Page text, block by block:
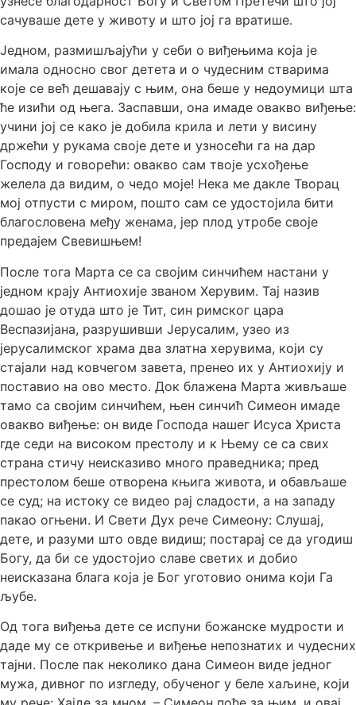
сачуваше дете у животу и што јој га вратише.
Једном, размишљајући у себи о виђењима која је
имала односно свог детета и о чудесним стварима
које се већ дешавају с њим, она беше у недоумици шта
ће изићи од њега. Заспавши, она имаде овакво виђење:
учини јој се како је добила крила и лети у висину
држећи у рукама своје дете и узносећи га на дар
Господу и говорећи: овакво сам твоје усхођење
желела да видим, о чедо моје! Нека ме дакле Творац
мој отпусти с миром, пошто сам се удостојила бити
благословена међу женама, јер плод утробе своје
предајем Свевишњем!
После тога Марта се са својим синчићем настани у
једном крају Антиохије званом Херувим. Тај назив
дошао је отуда што је Тит, син римског цара
Веспазијана, разрушивши Јерусалим, узео из
јерусалимског храма два златна херувима, који су
стајали над ковчегом завета, пренео их у Антиохију и
поставио на ово место. Док блажена Марта живљаше
тамо са својим синчићем, њен синчић Симеон имаде
овакво виђење: он виде Господа нашег Исуса Христа
где седи на високом престолу и к Њему се са свих
страна стичу неисказиво много праведника; пред
престолом беше отворена књига живота, и обављаше
се суд; на истоку се видео рај сладости, а на западу
пакао огњени. И Свети Дух рече Симеону: Слушај,
дете, и разуми што овде видиш; постарај се да угодиш
Богу, да би се удостојио славе светих и добио
неисказана блага која је Бог уготовио онима који Га
љубе.
Од тога виђења дете се испуни божанске мудрости и
даде му се откривење и виђење непознатих и чудесних
тајни. После пак неколико дана Симеон виде једног
мужа, дивног по изгледу, обученог у беле хаљине, који